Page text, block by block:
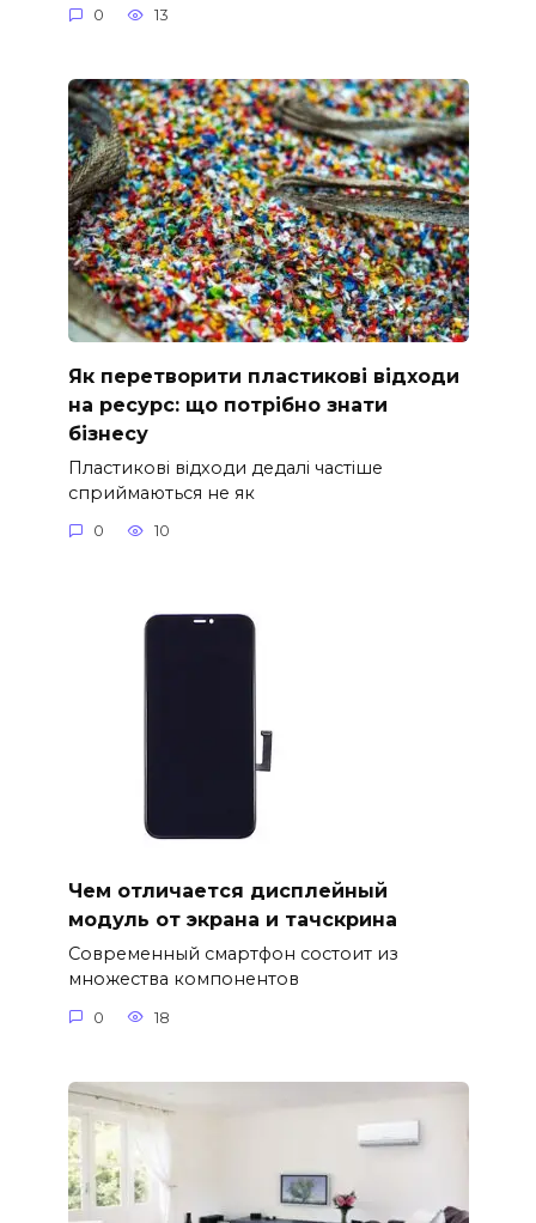
0 13
Як перетворити пластикові відходи
на ресурс: що потрібно знати
бізнесу
Пластикові відходи дедалі частіше
сприймаються не як
0 10
Чем отличается дисплейный
модуль от экрана и тачскрина
Современный смартфон состоит из
множества компонентов
0 18